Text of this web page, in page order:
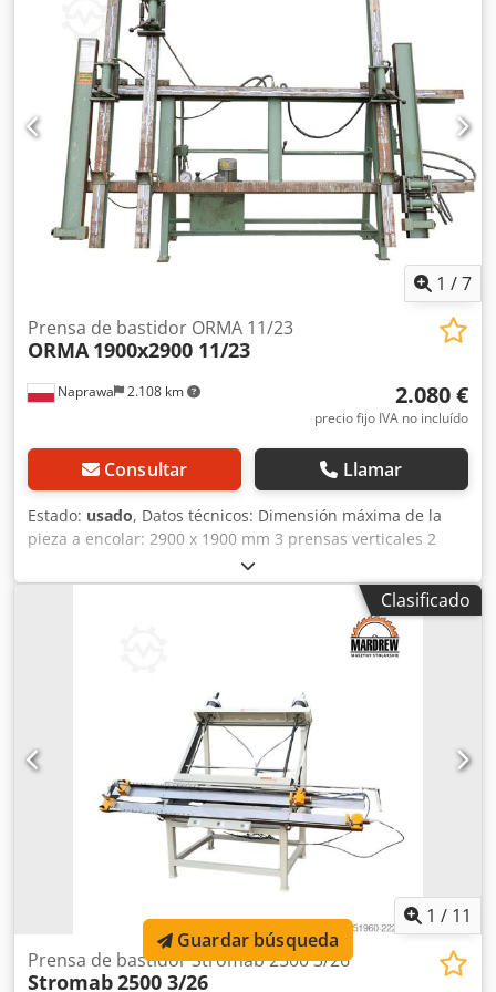
de rodaje con 4 ruedas giratorias (2 con freno) -
Recubrimiento en polvo (ant adherente), gris blanco RAL
9002, placa de presión y contrapeso azul añil RAL 5010 - El
modelo Quattra 1-SK está equipado con un ajuste de
confort de las unidades de accionamiento de la prensa
hidráulica manual y ofrece, por lo tanto, mayor seguridad
para el operario.
1 /7
Naprawa 2.108 km
Prensa de bastidor ORMA 11/23
ORMA 1900x2900 11/23
2.080 €
precio fijo IVA no incluído
Consultar Llamar
Estado: usado, Datos técnicos: Dimensión máxima de la
pieza a encolar: 2900 x 1900 mm 3 prensas verticales 2
prensas horizontales Crodozikz Uspfx Afpof Prensas
hidráulicas Alimentación: 400 V Potencia del motor: 1,5 kW
Revoluciones del motor: 1410 rpm Dimensiones totales:
Longitud: 3500 mm Anchura: 1000 mm Altura: 2600 mm
Clasificado
1 / 11
Prensa de bastidor Stromab 2500 3/26
Stromab2500 3/26
Guardar búsqueda